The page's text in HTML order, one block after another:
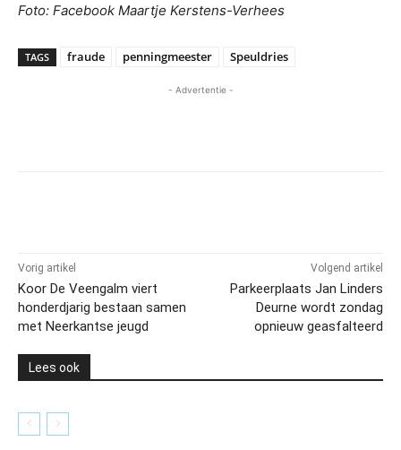
Foto: Facebook Maartje Kerstens-Verhees
TAGS fraude penningmeester Speuldries
- Advertentie -
Vorig artikel
Koor De Veengalm viert
honderdjarig bestaan samen
met Neerkantse jeugd
Volgend artikel
Parkeerplaats Jan Linders
Deurne wordt zondag
opnieuw geasfalteerd
Lees ook